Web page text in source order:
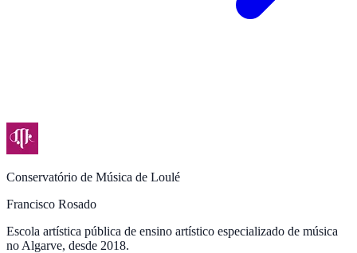
Conservatório de Música de Loulé
Francisco Rosado
Escola artística pública de ensino artístico especializado de música
no Algarve, desde 2018.